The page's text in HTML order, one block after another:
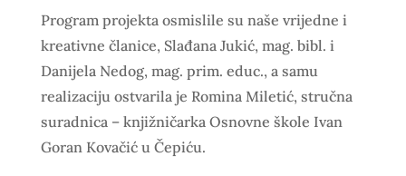
Program projekta osmislile su naše vrijedne i
kreativne članice, Slađana Jukić, mag. bibl. i
Danijela Nedog, mag. prim. educ., a samu
realizaciju ostvarila je Romina Miletić, stručna
suradnica – knjižničarka Osnovne škole Ivan
Goran Kovačić u Čepiću.